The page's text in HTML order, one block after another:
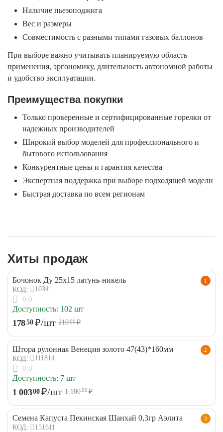
Наличие пьезоподжига
Вес и размеры
Совместимость с разными типами газовых баллонов
При выборе важно учитывать планируемую область
применения, эргономику, длительность автономной работы
и удобство эксплуатации.
Преимущества покупки
Только проверенные и сертифицированные горелки от
надежных производителей
Широкий выбор моделей для профессионального и
бытового использования
Конкурентные цены и гарантия качества
Экспертная поддержка при выборе подходящей модели
Быстрая доставка по всем регионам
Хиты продаж
1
Бочонок Ду 25х15 латунь-никель
КОД: 1034
0.0
Доступность: 102 шт
17850 ₽/шт 21000₽
2
Штора рулонная Венеция золото 47(43)*160мм
КОД: 111814
0.0
Доступность: 7 шт
1 00300 ₽/шт 1 18000₽
3
Семена Капуста Пекинская Шанхай 0,3гр Аэлита
КОД: 151611